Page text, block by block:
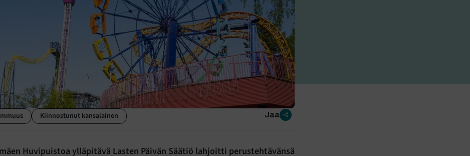
Kiinnostunut kansalainen Jaa
Huvipuistoa ylläpitävä Lasten Päivän Säätiö lahjoitti perustehtävänsä